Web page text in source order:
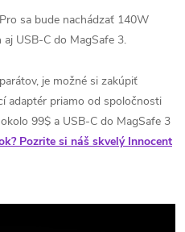
sa bude nachádzať 140W
USB-C do MagSafe 3.
je možné si zakúpiť
adaptér priamo od spoločnosti
99$ a USB-C do MagSafe 3
Pozrite si náš skvelý Innocent